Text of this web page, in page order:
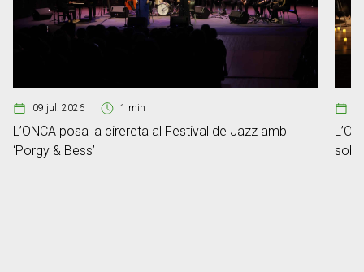
09 jul. 2026 1 min
L’ONCA posa la cirereta al Festival de Jazz amb
‘Porgy & Bess’